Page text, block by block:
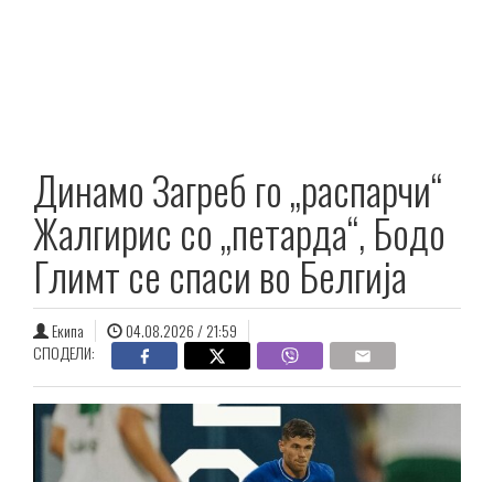
Динамо Загреб го „распарчи“
Жалгирис со „петарда“, Бодо
Глимт се спаси во Белгија
Екипа
04.08.2026 / 21:59
СПОДЕЛИ: